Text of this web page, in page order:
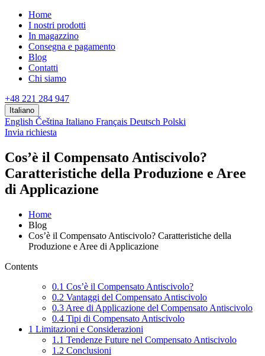
Home
I nostri prodotti
In magazzino
Consegna e pagamento
Blog
Contatti
Chi siamo
+48 221 284 947
Italiano
English Čeština Italiano Français Deutsch Polski
Invia richiesta
Cos’è il Compensato Antiscivolo?
Caratteristiche della Produzione e Aree
di Applicazione
Home
Blog
Cos’è il Compensato Antiscivolo? Caratteristiche della
Produzione e Aree di Applicazione
Contents
0.1 Cos’è il Compensato Antiscivolo?
0.2 Vantaggi del Compensato Antiscivolo
0.3 Aree di Applicazione del Compensato Antiscivolo
0.4 Tipi di Compensato Antiscivolo
1 Limitazioni e Considerazioni
1.1 Tendenze Future nel Compensato Antiscivolo
1.2 Conclusioni